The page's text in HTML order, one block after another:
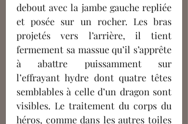
debout avec la jambe gauche repliée
et posée sur un rocher. Les bras
projetés vers l’arrière, il tient
fermement sa massue qu’il s’apprête
à abattre puissamment sur
l’effrayant hydre dont quatre têtes
semblables à celle d’un dragon sont
visibles. Le traitement du corps du
héros, comme dans les autres toiles